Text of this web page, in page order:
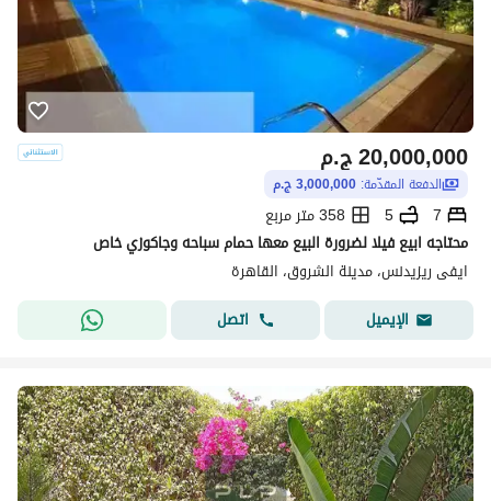
ج.م20,000,000
الدفعة المقدّمة: 3,000,000 ج.م
7
5
358 متر مربع
محتاجه ابيع فيلا لضرورة البيع معها حمام سباحه وجاكوزي خاص
ايفى ريزيدنس، مدينة الشروق، القاهرة
الإيميل
اتصل